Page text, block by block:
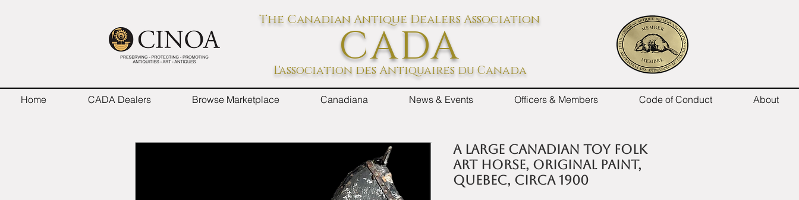
The Canadian Antique Dealers Association
L'association des Antiquaires du Canada
CADA
Home CADA Dealers Browse Marketplace Canadiana News & Events Officers & Members Code of Conduct About
A large Canadian toy folk
art horse, original paint,
Quebec, circa 1900